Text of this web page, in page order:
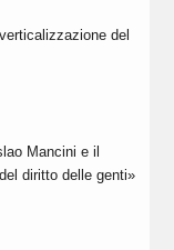
del
Mancini e il
diritto delle genti»